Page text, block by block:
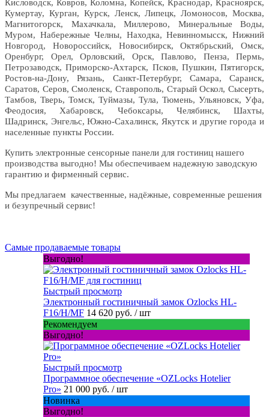
Кисловодск, Ковров, Коломна, Копейск, Краснодар, Красноярск,
Кумертау, Курган, Курск, Ленск, Липецк, Ломоносов, Москва,
Магнитогорск, Махачкала, Миллерово, Минеральные Воды,
Муром, Набережные Челны, Находка, Невинномысск, Нижний
Новгород, Новороссийск, Новосибирск, Октябрьский, Омск,
Оренбург, Орел, Орловский, Орск, Павлово, Пенза, Пермь,
Петрозаводск, Приморско-Ахтарск, Псков, Пушкин, Пятигорск,
Ростов-на-Дону, Рязань, Санкт-Петербург, Самара, Саранск,
Саратов, Серов, Смоленск, Ставрополь, Старый Оскол, Сысерть,
Тамбов, Тверь, Томск, Туймазы, Тула, Тюмень, Ульяновск, Уфа,
Феодосия, Хабаровск, Чебоксары, Челябинск, Шахты,
Шадринск, Энгельс, Южно-Сахалинск, Якутск и другие города и
населенные пункты России.
Купить электронные сенсорные панели для гостиниц нашего
производства выгодно! Мы обеспечиваем надежную заводскую
гарантию и фирменный сервис.
Мы предлагаем качественные, надёжные, современные решения
и безупречный сервис!
Самые продаваемые товары
Выгодно!
Быстрый просмотр
Электронный гостиничный замок Ozlocks HL-
F16/H/MF 14 620 руб. / шт
Рекомендуем
Выгодно!
Быстрый просмотр
Программное обеспечение «OZLocks Hotelier
Pro» 21 000 руб. / шт
Новинка
Выгодно!